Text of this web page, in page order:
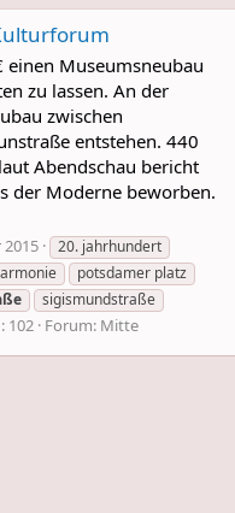
Museumsneubau
zu lassen. An der
zwischen
entstehen. 440
Abendschau bericht
der Moderne beworben.
2015
20. jahrhundert
potsdamer platz
sigismundstraße
102 Forum: Mitte